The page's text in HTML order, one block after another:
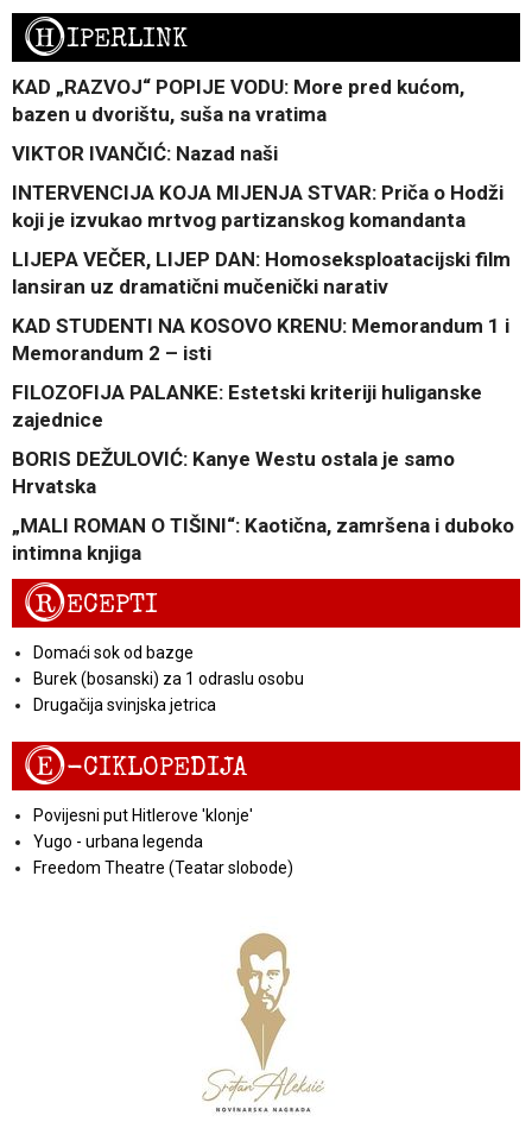
HIPERLINK
KAD „RAZVOJ“ POPIJE VODU: More pred kućom,
bazen u dvorištu, suša na vratima
VIKTOR IVANČIĆ: Nazad naši
INTERVENCIJA KOJA MIJENJA STVAR: Priča o Hodži
koji je izvukao mrtvog partizanskog komandanta
LIJEPA VEČER, LIJEP DAN: Homoseksploatacijski film
lansiran uz dramatični mučenički narativ
KAD STUDENTI NA KOSOVO KRENU: Memorandum 1 i
Memorandum 2 – isti
FILOZOFIJA PALANKE: Estetski kriteriji huliganske
zajednice
BORIS DEŽULOVIĆ: Kanye Westu ostala je samo
Hrvatska
„MALI ROMAN O TIŠINI“: Kaotična, zamršena i duboko
intimna knjiga
RECEPTI
Domaći sok od bazge
Burek (bosanski) za 1 odraslu osobu
Drugačija svinjska jetrica
E-CIKLOPEDIJA
Povijesni put Hitlerove 'klonje'
Yugo - urbana legenda
Freedom Theatre (Teatar slobode)